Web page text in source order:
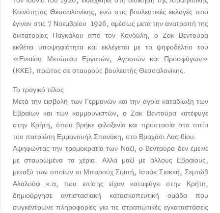
Κοινότητας Θεσσαλονίκης, ενώ στις βουλευτικές εκλογές που
έγιναν στις 7 Νοεμβρίου 1926, αμέσως μετά την ανατροπή της
δικτατορίας Παγκάλου από τον Κονδύλη, ο Ζακ Βεντούρα
εκθέτει υποψηφιότητα και εκλέγεται με το ψηφοδέλτιο του
«Ενιαίου Μετώπου Εργατών, Αγροτών και Προσφύγων»
(ΚΚΕ), πρώτος σε σταυρούς βουλευτής Θεσσαλονίκης.
Το τραγικό τέλος
Μετά την εισβολή των Γερμανών και την άγρια καταδίωξη των
Εβραίων και των κομμουνιστών, ο Ζακ Βεντούρα κατέφυγε
στην Κρήτη, όπου βρήκε φιλοξενία και προστασία στο σπίτι
του πατριώτη Εμμανουήλ Σπανάκη, στο Βραχάσι Λασιθίου.
Αψηφώντας την τρομοκρατία των Ναζί, ο Βεντούρα δεν έμεινε
με σταυρωμένα τα χέρια. Αλλά μαζί με άλλους Εβραίους,
μεταξύ των οποίων οι Μπαρούχ Σιμπή, Ισαάκ Σιακκή, Σεμτώβ
Αλαλούφ κ.α, που επίσης είχαν καταφύγει στην Κρήτη,
δημιούργησε αντιστασιακή κατασκοπευτική ομάδα που
συγκέντρωνε πληροφορίες για τις στρατιωτικές εγκαταστάσεις